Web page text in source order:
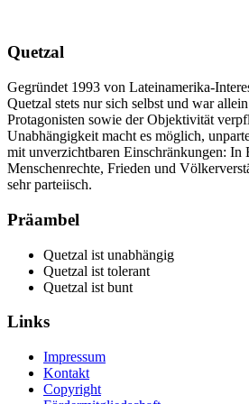
Quetzal
Gegründet 1993 von Lateinamerika-
Quetzal stets nur sich selbst und war
Protagonisten sowie der Objektivität
Unabhängigkeit macht es möglich,
mit unverzichtbaren Einschränkungen: In
Menschenrechte, Frieden und
sehr parteiisch.
Präambel
Quetzal ist unabhängig
Quetzal ist tolerant
Quetzal ist bunt
Links
Impressum
Kontakt
Copyright